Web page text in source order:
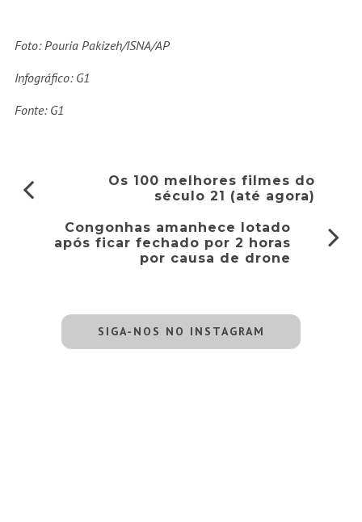
Foto: Pouria Pakizeh/ISNA/AP
Infográfico: G1
Fonte: G1
Os 100 melhores filmes do
século 21 (até agora)
Congonhas amanhece lotado
após ficar fechado por 2 horas
por causa de drone
SIGA-NOS NO INSTAGRAM